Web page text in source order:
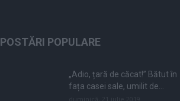
POSTĂRI POPULARE
„Adio, țară de căcat!” Bătut în
fața casei sale, umilit de...